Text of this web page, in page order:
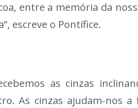
entre a memória da
escreve o Pontífice.
as cinzas
As cinzas ajudam-nos